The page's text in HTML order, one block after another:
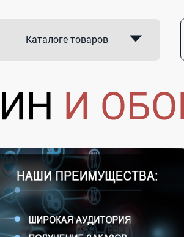
Каталоге товаров
В закупках